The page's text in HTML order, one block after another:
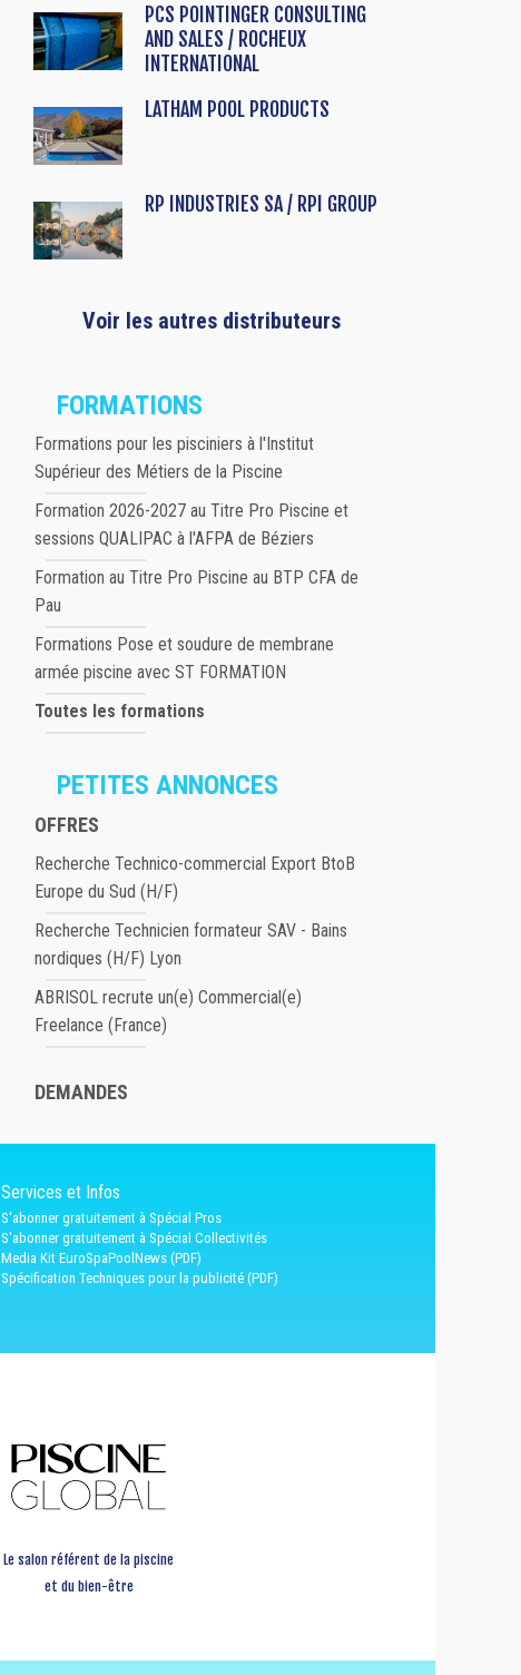
PCS POINTINGER CONSULTING
AND SALES / ROCHEUX
INTERNATIONAL
LATHAM POOL PRODUCTS
RP INDUSTRIES SA / RPI GROUP
Voir les autres distributeurs
FORMATIONS
Formations pour les pisciniers à l'Institut
Supérieur des Métiers de la Piscine
Formation 2026-2027 au Titre Pro Piscine et
sessions QUALIPAC à l'AFPA de Béziers
Formation au Titre Pro Piscine au BTP CFA de
Pau
Formations Pose et soudure de membrane
armée piscine avec ST FORMATION
Toutes les formations
PETITES ANNONCES
OFFRES
Recherche Technico-commercial Export BtoB
Europe du Sud (H/F)
Recherche Technicien formateur SAV - Bains
nordiques (H/F) Lyon
ABRISOL recrute un(e) Commercial(e)
Freelance (France)
DEMANDES
Services et Infos
S'abonner gratuitement à Spécial Pros
S'abonner gratuitement à Spécial Collectivités
Media Kit EuroSpaPoolNews (PDF)
Spécification Techniques pour la publicité (PDF)
Le salon référent de la piscine
et du bien-être